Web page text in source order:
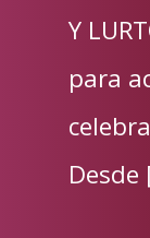
Y
para